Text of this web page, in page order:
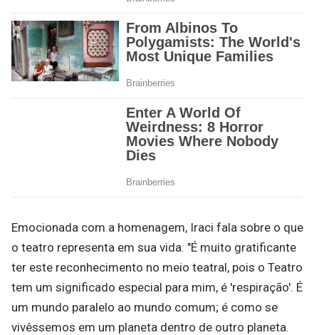
Emocionada com a homenagem, Iraci fala sobre o que
o teatro representa em sua vida. "É muito gratificante
ter este reconhecimento no meio teatral, pois o Teatro
tem um significado especial para mim, é 'respiração'. É
um mundo paralelo ao mundo comum; é como se
vivêssemos em um planeta dentro de outro planeta.